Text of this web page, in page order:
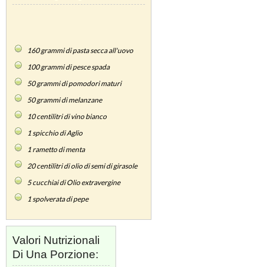
160grammi di pasta secca all'uovo
100grammi di pesce spada
50grammi di pomodori maturi
50grammi di melanzane
10centilitri di vino bianco
1spicchio di Aglio
1 rametto di menta
20centilitri di olio di semi di girasole
5cucchiai di Olio extravergine
1spolverata di pepe
Valori Nutrizionali
Di Una Porzione: